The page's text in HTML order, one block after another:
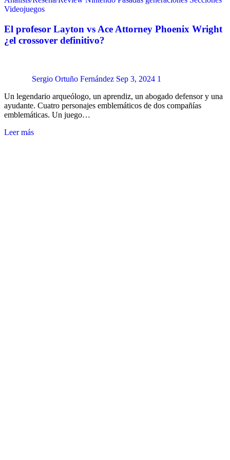
Videojuegos
El profesor Layton vs Ace Attorney Phoenix Wright
¿el crossover definitivo?
Sergio Ortuño Fernández Sep 3, 2024 1
Un legendario arqueólogo, un aprendiz, un abogado defensor y una
ayudante. Cuatro personajes emblemáticos de dos compañías
emblemáticas. Un juego…
Leer más